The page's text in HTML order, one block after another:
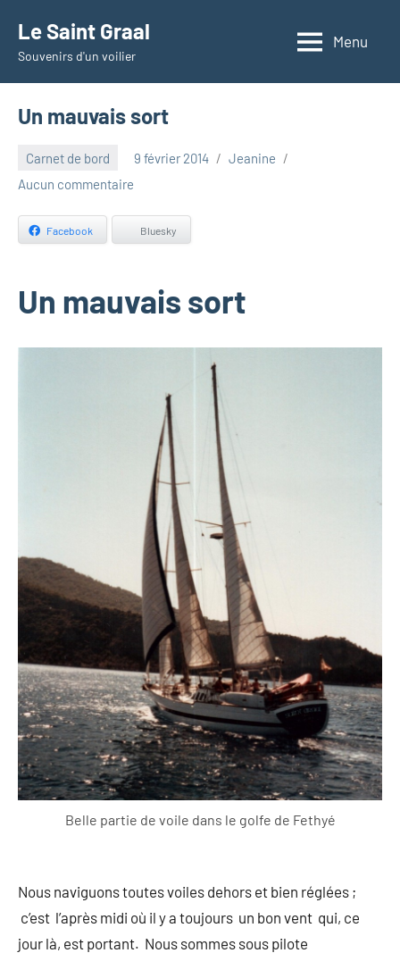
contenu
Le Saint Graal
Souvenirs d'un voilier
Menu
Un mauvais sort
Carnet de bord 9 février 2014
Jeanine
Aucun commentaire
Facebook Bluesky
Un mauvais sort
Belle partie de voile dans le golfe de Fethyé
Nous naviguons toutes voiles dehors et bien réglées ;
c’est l’après midi où il y a toujours un bon vent qui, ce
jour là, est portant. Nous sommes sous pilote